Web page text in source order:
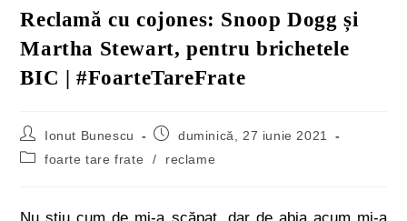
Reclamă cu cojones: Snoop Dogg și
Martha Stewart, pentru brichetele
BIC | #FoarteTareFrate
Ionut Bunescu
duminică, 27 iunie 2021
foarte tare frate
/ reclame